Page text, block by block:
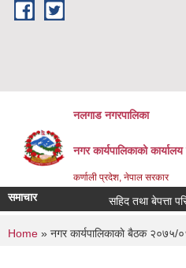
Skip to main content
नलगाड नगरपालिका
नगर कार्यपालिकाको
कर्णाली प्रदेश, नेपाल सरकार
समाचार सहिद तथा बेपत्ता
You are here
Home » नगर कार्यपालिकाकाे बैठक २०७५/